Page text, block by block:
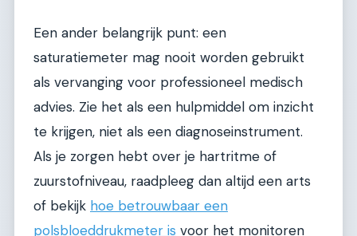
Een ander belangrijk punt: een
saturatiemeter mag nooit worden gebruikt
als vervanging voor professioneel medisch
advies. Zie het als een hulpmiddel om inzicht
te krijgen, niet als een diagnoseinstrument.
Als je zorgen hebt over je hartritme of
zuurstofniveau, raadpleeg dan altijd een arts
of bekijk hoe betrouwbaar een
polsbloeddrukmeter is voor het monitoren